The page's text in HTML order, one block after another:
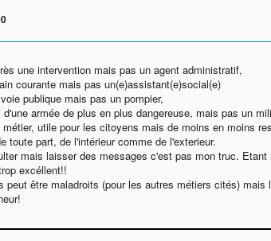
une intervention mais pas un agent administratif,
courante mais pas un(e)assistant(e)social(e)
publique mais pas un pompier,
armée de plus en plus dangereuse, mais pas un
utile pour les citoyens mais de moins en moins
toute part, de l'intérieur comme de l'exterieur.
mais laisser des messages c'est pas mon truc.
excéllent!!
peut être maladroits (pour les autres métiers cités)